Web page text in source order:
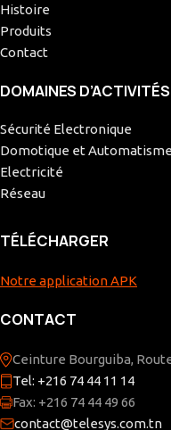
Histoire
Produits
Contact
DOMAINES D’ACTIVITÉS
Sécurité Electronique
Domotique et
Electricité
Réseau
TÉLÉCHARGER
Notre application APK
CONTACT
Ceinture Bourguiba,
Tel: +216 74 44 11 14
Fax: +216 74 44 49 66
contact@telesys.com.tn